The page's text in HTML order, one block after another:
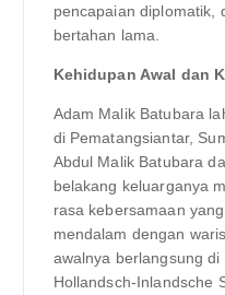
pencapaian diplomatik,
bertahan lama.
Kehidupan Awal dan
Adam Malik Batubara
di Pematangsiantar,
Abdul Malik Batubara
belakang keluarganya
rasa kebersamaan
mendalam dengan
awalnya berlangsung di
Hollandsch-Inlandsche